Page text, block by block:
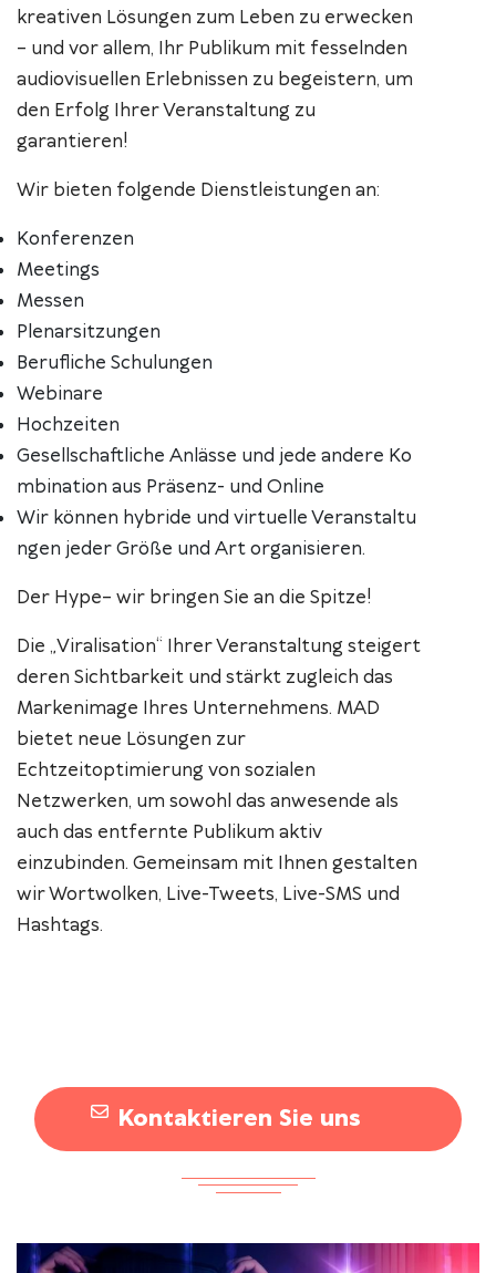
kreativen Lösungen zum Leben zu erwecken
– und vor allem, Ihr Publikum mit fesselnden
audiovisuellen Erlebnissen zu begeistern, um
den Erfolg Ihrer Veranstaltung zu
garantieren!
Wir bieten folgende Dienstleistungen an:
Konferenzen
Meetings
Messen
Plenarsitzungen
Berufliche Schulungen
Webinare
Hochzeiten
Gesellschaftliche Anlässe und jede andere Ko
mbination aus Präsenz- und Online
Wir können hybride und virtuelle Veranstaltu
ngen jeder Größe und Art organisieren.
Der Hype– wir bringen Sie an die Spitze!
Die „Viralisation“ Ihrer Veranstaltung steigert
deren Sichtbarkeit und stärkt zugleich das
Markenimage Ihres Unternehmens. MAD
bietet neue Lösungen zur
Echtzeitoptimierung von sozialen
Netzwerken, um sowohl das anwesende als
auch das entfernte Publikum aktiv
einzubinden. Gemeinsam mit Ihnen gestalten
wir Wortwolken, Live-Tweets, Live-SMS und
Hashtags.
Kontaktieren Sie uns